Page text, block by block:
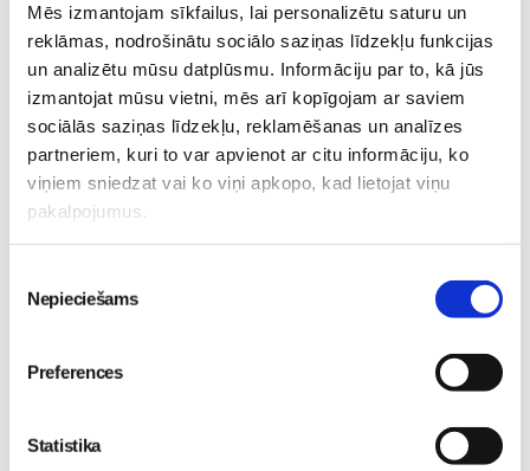
Mēs izmantojam sīkfailus, lai personalizētu saturu un
reklāmas, nodrošinātu sociālo saziņas līdzekļu funkcijas
un analizētu mūsu datplūsmu. Informāciju par to, kā jūs
izmantojat mūsu vietni, mēs arī kopīgojam ar saviem
sociālās saziņas līdzekļu, reklamēšanas un analīzes
partneriem, kuri to var apvienot ar citu informāciju, ko
viņiem sniedzat vai ko viņi apkopo, kad lietojat viņu
pakalpojumus.
izvēle
Nepieciešams
Preferences
Statistika
Autokrēsliņa remonts
Runājot par autokrēsliņa remontu, te jābūt ļoti
uzmanīgiem, ja gadījies tā, ka radušies lietošanas laikā kādi
krēsliņa bojājumi. Ir vērts nodot krēsliņu garantijas
remontam. Gadījumā, ja krēsliņš piedalījies ceļu satiksmes
negadījumā, pareizāk būtu iegādāties jaunu krēsliņu, jo
mikroplaisas tā arī paliks, un tieši tās arī apdraudēs
autokrēsliņu, kas bijis lietots, jo nav zināms, kā tieši tas ir
Kad autokrēsliņš iegādāts, tas jāiestiprina mašīnā. Ja ir